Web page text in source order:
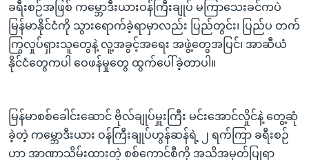
ခရီးစဉ်အဖြစ် ကမ္ဘောဒီးယားဝန်ကြီးချုပ် မကြာသေးခင်ကပဲ
မြန်မာနိုင်ငံကို သွားရောက်ခဲ့ရာမှာလည်း ပြည်တွင်း၊ ပြည်ပ တက်
ကြွလှုပ်ရှားသူတွေနဲ့ လူ့အခွင့်အရေး အဖွဲ့တွေအပြင်၊ အာဆီယံ
နိုင်ငံတွေကပါ ဝေဖန်မှုတွေ ထွက်ပေါ်ခဲ့တာပါ။
မြန်မာစစ်ခေါင်းဆောင် ဗိုလ်ချုပ်မှူးကြီး မင်းအောင်လှိုင်နဲ့ တွေ့ဆုံ
ခဲ့တဲ့ ကမ္ဘောဒီးယား ဝန်ကြီးချုပ်ဟွန်ဆန်ရဲ့ ၂ ရက်ကြာ ခရီးစဉ်
ဟာ အာဏာသိမ်းထားတဲ့ စစ်ကောင်စီကို အသိအမှတ်ပြုရာ